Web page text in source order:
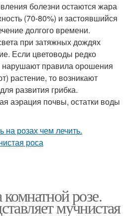
болезни остаются жара
(70-80%) и застоявшийся
долгого времени.
при затяжных дождях
Если цветоводы редко
нарушают правила орошения
растение, то возникают
развития грибка.
аэрация почвы, остатки воды
розе.
мучнистая